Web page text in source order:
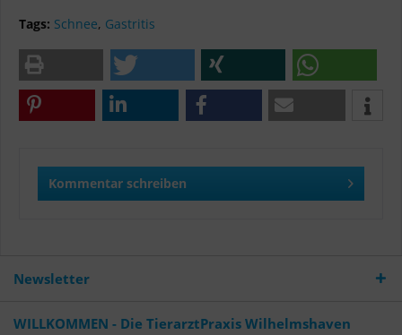
Tags: Schnee, Gastritis
Kommentar schreiben
Newsletter
WILLKOMMEN - Die TierarztPraxis Wilhelmshaven